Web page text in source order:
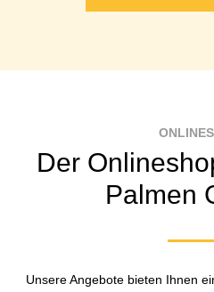
Der
Palmen
Unsere Angebote bieten Ihnen